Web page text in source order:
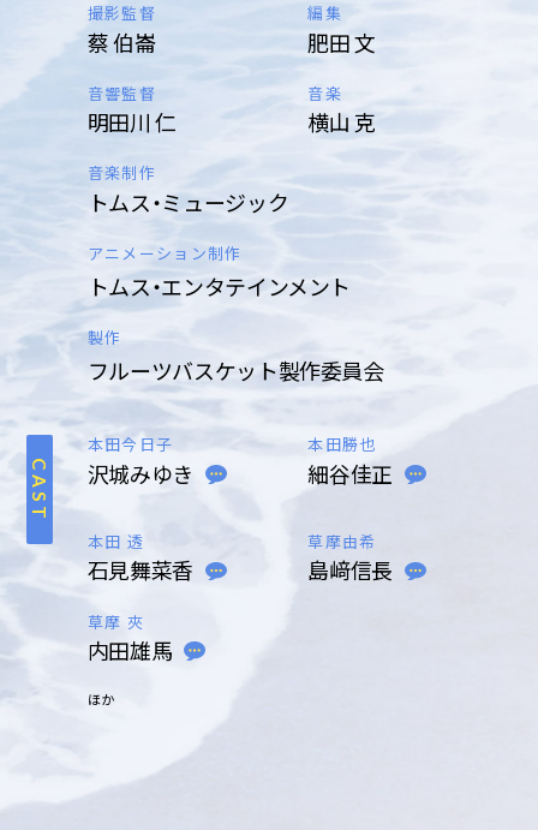
撮影監督
蔡 伯崙
編集
肥田 文
音響監督
明田川 仁
音楽
横山 克
音楽制作
トムス・ミュージック
アニメーション制作
トムス・エンタテインメント
製作
フルーツバスケット製作委員会
CAST
本田今日子
沢城みゆき
本田勝也
細谷佳正
本田 透
石見舞菜香
草摩由希
島﨑信長
草摩 夾
内田雄馬
ほか